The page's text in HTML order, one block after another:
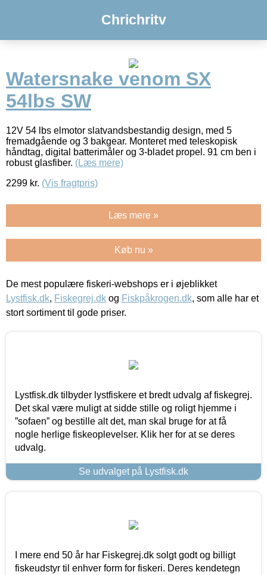
Chrichritv
Watersnake venom SX
54lbs SW
12V 54 lbs elmotor slatvandsbestandig design, med 5
fremadgående og 3 bakgear. Monteret med teleskopisk
håndtag, digital batterimåler og 3-bladet propel. 91 cm ben i
robust glasfiber. (Læs mere)
2299 kr. (Vis fragtpris)
Læs mere »
Køb nu »
De mest populære fiskeri-webshops er i øjeblikket
Lystfisk.dk, Fiskegrej.dk og Fiskpåkrogen.dk, som alle har et
stort sortiment til gode priser.
Lystfisk.dk tilbyder lystfiskere et bredt udvalg af fiskegrej.
Det skal være muligt at sidde stille og roligt hjemme i
”sofaen” og bestille alt det, man skal bruge for at få
nogle herlige fiskeoplevelser. Klik her for at se deres
udvalg.
Se udvalget på Lystfisk.dk
I mere end 50 år har Fiskegrej.dk solgt godt og billigt
fiskeudstyr til enhver form for fiskeri. Deres kendetegn